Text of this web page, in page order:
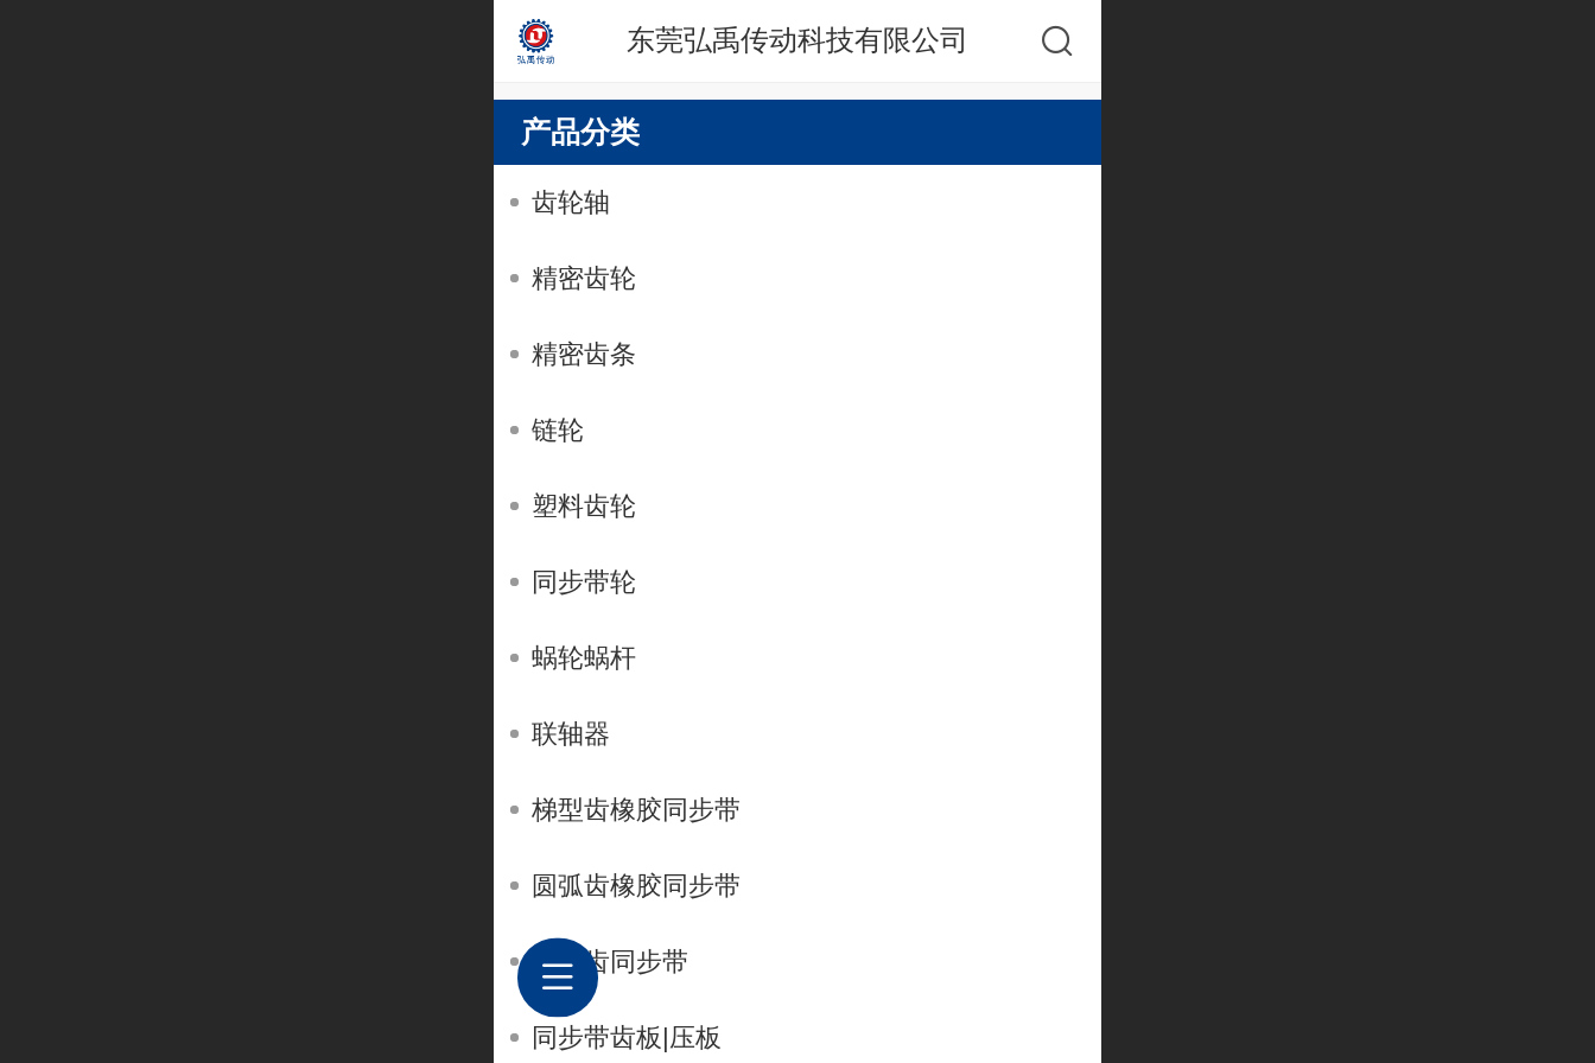
东莞弘禹传动科技有限公司
产品分类
齿轮轴
精密齿轮
精密齿条
链轮
塑料齿轮
同步带轮
蜗轮蜗杆
联轴器
梯型齿橡胶同步带
圆弧齿橡胶同步带
双面齿同步带
同步带齿板|压板